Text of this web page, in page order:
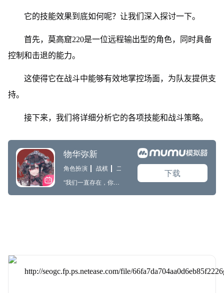
它的技能效果到底如何呢？让我们深入探讨一下。
首先，莫高窟220是一位远程输出型的角色，同时具备
控制和击退的能力。
这使得它在战斗中能够有效地掌控场面，为队友提供支
持。
接下来，我们将详细分析它的各项技能和战斗策略。